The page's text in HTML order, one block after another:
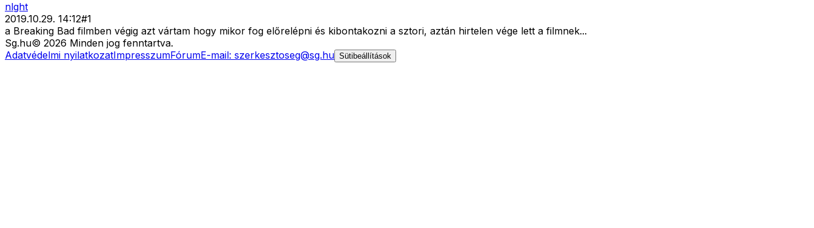
nlght
2019.10.29. 14:12#1
a Breaking Bad filmben végig azt vártam hogy mikor fog előrelépni és kibontakozni a sztori, aztán hirtelen vége lett a filmnek...
Sg.hu© 2026 Minden jog fenntartva.
Adatvédelmi nyilatkozatImpresszumFórumE-mail: szerkesztoseg@sg.hu Sütibeállítások